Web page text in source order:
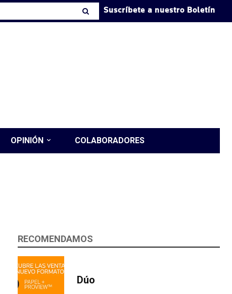
Suscríbete a nuestro Boletín
OPINIÓN COLABORADORES
RECOMENDAMOS
Dúo